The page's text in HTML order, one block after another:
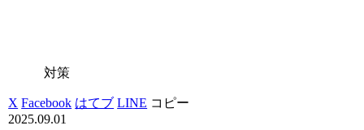
対策
X Facebook はてブ LINE コピー
2025.09.01